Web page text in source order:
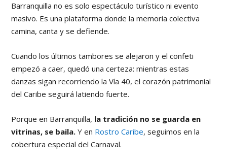
Barranquilla no es solo espectáculo turístico ni evento
masivo. Es una plataforma donde la memoria colectiva
camina, canta y se defiende.
Cuando los últimos tambores se alejaron y el confeti
empezó a caer, quedó una certeza: mientras estas
danzas sigan recorriendo la Vía 40, el corazón patrimonial
del Caribe seguirá latiendo fuerte.
Porque en Barranquilla, la tradición no se guarda en
vitrinas, se baila. Y en Rostro Caribe, seguimos en la
cobertura especial del Carnaval.